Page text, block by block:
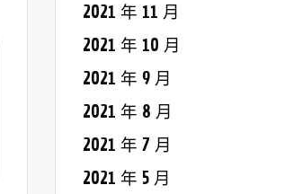
2021 年 11 月
2021 年 10 月
2021 年 9 月
2021 年 8 月
2021 年 7 月
2021 年 5 月